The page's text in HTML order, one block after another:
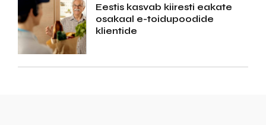
Eestis kasvab kiiresti eakate
osakaal e-toidupoodide
klientide